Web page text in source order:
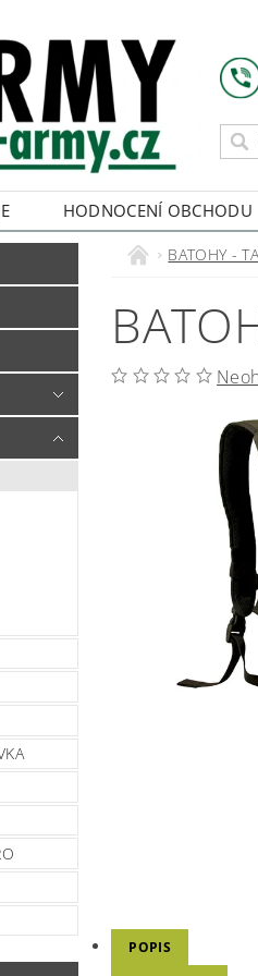
HODNOCENÍ OBCHODU
BATOHY -
POPIS